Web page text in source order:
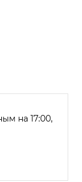
на 17:00,